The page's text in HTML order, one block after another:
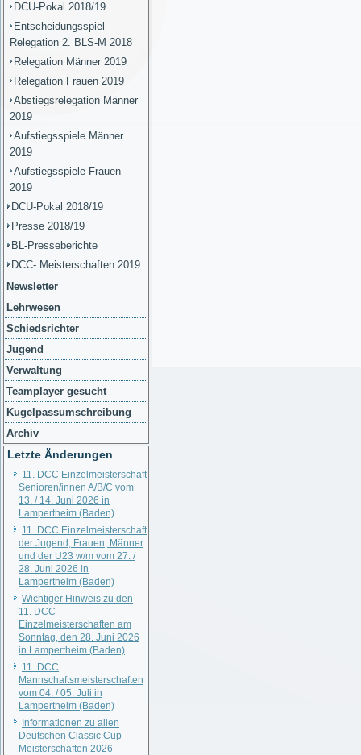
DCU-Pokal 2018/19
Entscheidungsspiel
Relegation 2. BLS-M 2018
Relegation Männer 2019
Relegation Frauen 2019
Abstiegsrelegation Männer
2019
Aufstiegsspiele Männer
2019
Aufstiegsspiele Frauen
2019
DCU-Pokal 2018/19
Presse 2018/19
BL-Presseberichte
DCC- Meisterschaften 2019
Newsletter
Lehrwesen
Schiedsrichter
Jugend
Verwaltung
Teamplayer gesucht
Kugelpassumschreibung
Archiv
Letzte Änderungen
11. DCC Einzelmeisterschaft
Senioren/innen A/B/C vom
13. / 14. Juni 2026 in
Lampertheim (Baden)
11. DCC Einzelmeisterschaft
der Jugend, Frauen, Männer
und der U23 w/m vom 27. /
28. Juni 2026 in
Lampertheim (Baden)
Wichtiger Hinweis zu den
11. DCC
Einzelmeisterschaften am
Sonntag, den 28. Juni 2026
in Lampertheim (Baden)
11. DCC
Mannschaftsmeisterschaften
vom 04. / 05. Juli in
Lampertheim (Baden)
Informationen zu allen
Deutschen Classic Cup
Meisterschaften 2026